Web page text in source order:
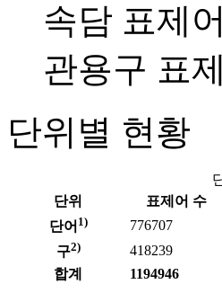
속담 표제
관용구 표
단위별 현황
단위
표제어 수
단어 1) 776707
구2) 418239
합계
1194946